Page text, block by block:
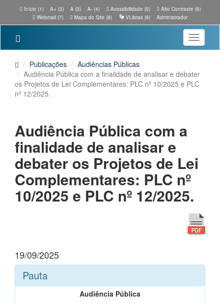
Início (1) A+ (2) A (3) A- (4) Acessibilidade (5)
Alto Contraste (6)
Webmail (7)
Mapa do Site (8) VLibras (9) Administrador
Toggle
Publicações
Audiências Públicas
Audiência Pública com a finalidade de analisar e debater
os Projetos de Lei Complementares: PLC nº 10/2025 e PLC
nº 12/2025.
Audiência Pública com a
finalidade de analisar e
debater os Projetos de Lei
Complementares: PLC nº
10/2025 e PLC nº 12/2025.
19/09/2025
Pauta
Audiência Pública